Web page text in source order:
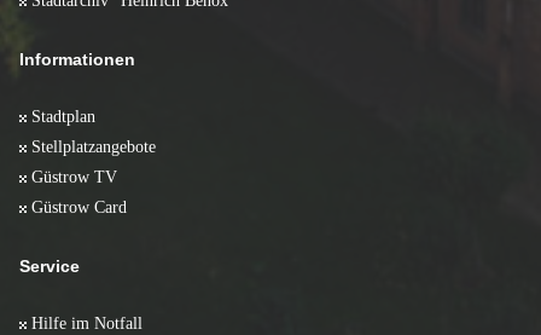
Informationen
Stadtplan
Stellplatzangebote
Güstrow TV
Güstrow Card
Service
Hilfe im Notfall